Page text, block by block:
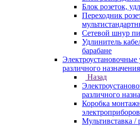
Блок розеток,
Переходник
Сетевой шнур
Удлинитель
барабане
Электроустановочные
различного назначения
Назад
различного
Коробка
Мультивставка /